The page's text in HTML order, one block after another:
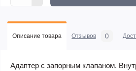
Описание товара Отзывов 0
Адаптер с запорным клапаном.